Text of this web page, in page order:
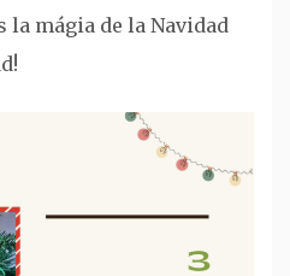
la mágia de la Navidad